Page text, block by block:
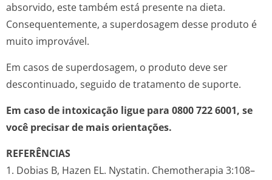
absorvido, este também está presente na dieta.
Consequentemente, a superdosagem desse produto é
muito improvável.
Em casos de superdosagem, o produto deve ser
descontinuado, seguido de tratamento de suporte.
Em caso de intoxicação ligue para 0800 722 6001, se
você precisar de mais orientações.
REFERÊNCIAS
1. Dobias B, Hazen EL. Nystatin. Chemotherapia 3:108–